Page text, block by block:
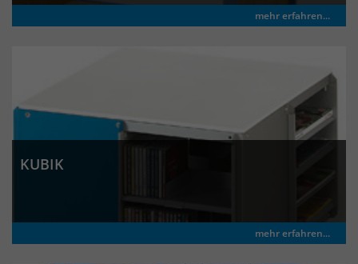
mehr erfahren...
KUBIK
mehr erfahren...